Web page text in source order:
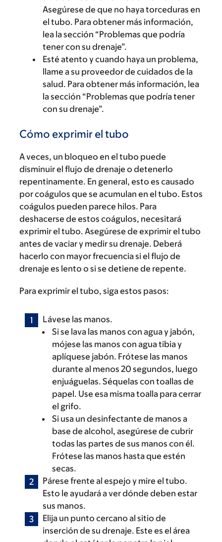
Asegúrese de que no haya torceduras en
el tubo. Para obtener más información,
lea la sección “Problemas que podría
tener con su drenaje”.
Esté atento y cuando haya un problema,
llame a su proveedor de cuidados de la
salud. Para obtener más información, lea
la sección “Problemas que podría tener
con su drenaje”.
Cómo exprimir el tubo
A veces, un bloqueo en el tubo puede
disminuir el flujo de drenaje o detenerlo
repentinamente. En general, esto es causado
por coágulos que se acumulan en el tubo. Estos
coágulos pueden parece hilos. Para
deshacerse de estos coágulos, necesitará
exprimir el tubo. Asegúrese de exprimir el tubo
antes de vaciar y medir su drenaje. Deberá
hacerlo con mayor frecuencia si el flujo de
drenaje es lento o si se detiene de repente.
Para exprimir el tubo, siga estos pasos:
Lávese las manos.
Si se lava las manos con agua y jabón,
mójese las manos con agua tibia y
aplíquese jabón. Frótese las manos
durante al menos 20 segundos, luego
enjuáguelas. Séquelas con toallas de
papel. Use esa misma toalla para cerrar
el grifo.
Si usa un desinfectante de manos a
base de alcohol, asegúrese de cubrir
todas las partes de sus manos con él.
Frótese las manos hasta que estén
secas.
Párese frente al espejo y mire el tubo.
Esto le ayudará a ver dónde deben estar
sus manos.
Elija un punto cercano al sitio de
inserción de su drenaje. Este es el área